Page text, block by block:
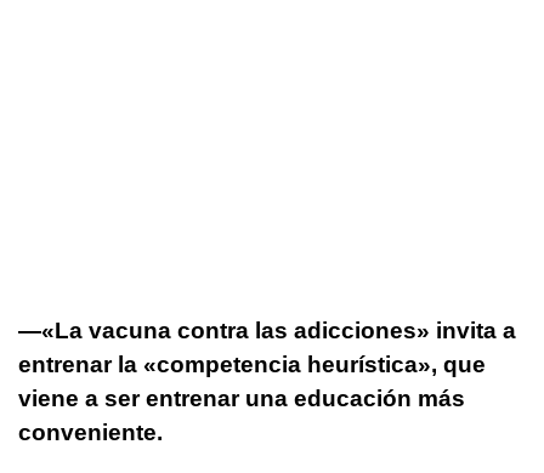
—«La vacuna contra las adicciones» invita a
entrenar la «competencia heurística», que
viene a ser entrenar una educación más
conveniente.